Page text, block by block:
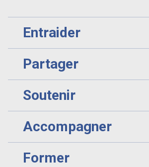
Entraider
Partager
Soutenir
Accompagner
Former